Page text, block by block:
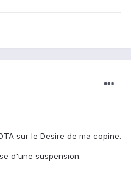
sur le Desire de ma copine.
d'une suspension.